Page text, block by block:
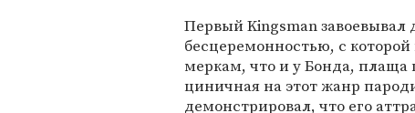
Первый Kingsman завоевывал
бесцеремонностью, с
меркам, что и у Бонда, плаща
циничная на этот жанр
демонстрировал, что его